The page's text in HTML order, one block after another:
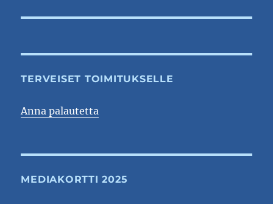
TERVEISET TOIMITUKSELLE
Anna palautetta
MEDIAKORTTI 2025